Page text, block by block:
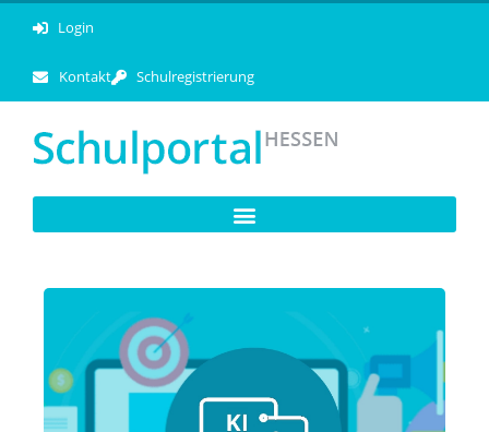
Login
Kontakt Schulregistrierung